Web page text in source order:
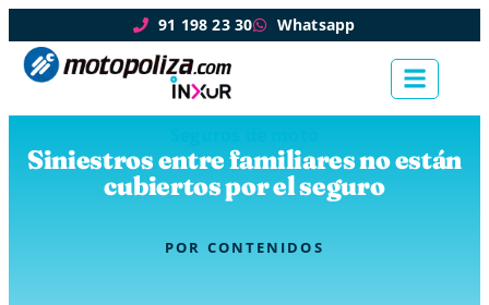
91 198 23 30 Whatsapp
Siniestros entre familiares no están
cubiertos por el seguro
POR CONTENIDOS